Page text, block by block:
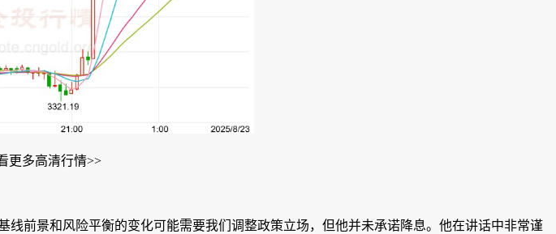
更多高清行情>>
前景和风险平衡的变化可能需要我们调整政策立场，但他并未承诺降息。他在讲话中非常谨